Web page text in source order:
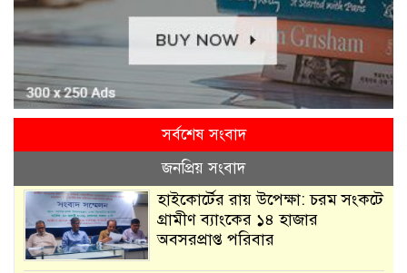
সর্বশেষ সংবাদ
জনপ্রিয় সংবাদ
হাইকোর্টের রায় উপেক্ষা: চরম সংকটে
গ্রামীণ ব্যাংকের ১৪ হাজার
অবসরপ্রাপ্ত পরিবার